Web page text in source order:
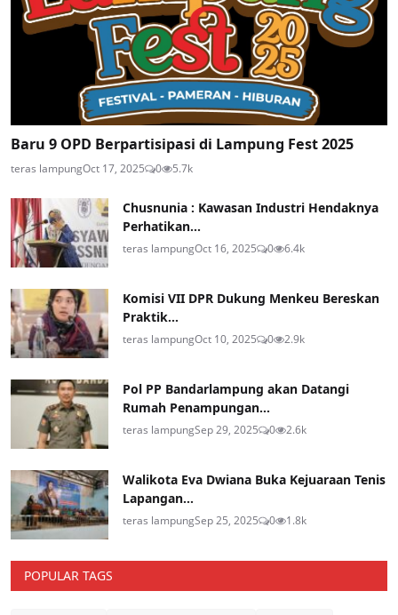
Baru 9 OPD Berpartisipasi di Lampung Fest 2025
teras lampungOct 17, 2025 0 5.7k
Chusnunia : Kawasan Industri Hendaknya
Perhatikan...
teras lampungOct 16, 2025 0 6.4k
Komisi VII DPR Dukung Menkeu Bereskan
Praktik...
teras lampungOct 10, 2025 0 2.9k
Pol PP Bandarlampung akan Datangi
Rumah Penampungan...
teras lampungSep 29, 2025 0 2.6k
Walikota Eva Dwiana Buka Kejuaraan Tenis
Lapangan...
teras lampungSep 25, 2025 0 1.8k
POPULAR TAGS